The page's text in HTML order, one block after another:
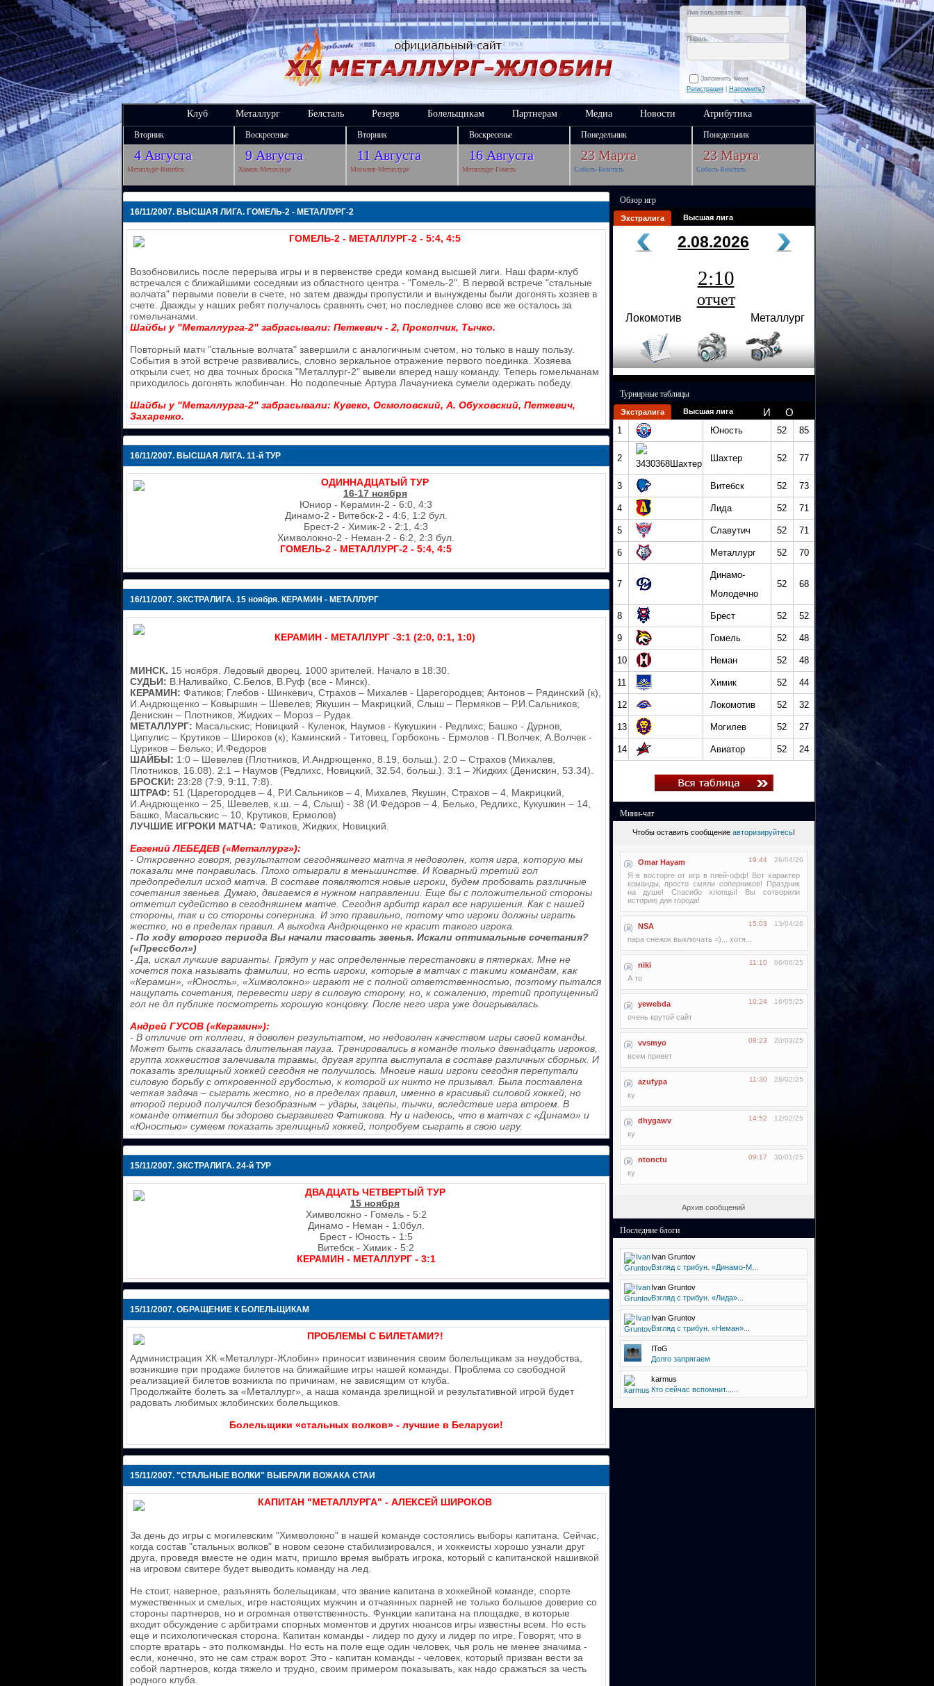
Имя пользователя:
Пароль:
Запомнить меня
Регистрация| Напомнить?
Клуб Металлург Белсталь Резерв Болельщикам Партнерам Медиа Новости Атрибутика
Вторник Воскресенье Вторник Воскресенье Понедельник Понедельник
4 Августа 9 Августа 11 Августа 16 Августа 23 Марта 23 Марта
Металлург-Витебск Химик-Металлург Могилев-Металлург Металлург-Гомель Соболь-Белсталь Соболь-Белсталь
16/11/2007. ВЫСШАЯ ЛИГА. ГОМЕЛЬ-2 - МЕТАЛЛУРГ-2
ГОМЕЛЬ-2 - МЕТАЛЛУРГ-2 - 5:4, 4:5
Возобновились после перерыва игры и в первенстве среди команд высшей лиги. Наш фарм-клуб
встречался с ближайшими соседями из областного центра - "Гомель-2". В первой встрече "стальные
волчата" первыми повели в счете, но затем дважды пропустили и вынуждены были догонять хозяев в
счете. Дважды у наших ребят получалось сравнять счет, но последнее слово все же осталось за
гомельчанами.
Шайбы у "Металлурга-2" забрасывали: Петкевич - 2, Прокопчик, Тычко.
Повторный матч "стальные волчата" завершили с аналогичным счетом, но только в нашу пользу.
События в этой встрече развивались, словно зеркальное отражение первого поединка. Хозяева
открыли счет, но два точных броска "Металлург-2" вывели вперед нашу команду. Теперь гомельчанам
приходилось догонять жлобинчан. Но подопечные Артура Лачауниека сумели одержать победу.
Шайбы у "Металлурга-2" забрасывали: Кувеко, Осмоловский, А. Обуховский, Петкевич,
Захаренко.
16/11/2007. ВЫСШАЯ ЛИГА. 11-й ТУР
ОДИННАДЦАТЫЙ ТУР
16-17 ноября
Юниор - Керамин-2 - 6:0, 4:3
Динамо-2 - Витебск-2 - 4:6, 1:2 бул.
Брест-2 - Химик-2 - 2:1, 4:3
Химволокно-2 - Неман-2 - 6:2, 2:3 бул.
ГОМЕЛЬ-2 - МЕТАЛЛУРГ-2 - 5:4, 4:5
16/11/2007. ЭКСТРАЛИГА. 15 ноября. КЕРАМИН - МЕТАЛЛУРГ
КЕРАМИН - МЕТАЛЛУРГ -3:1 (2:0, 0:1, 1:0)
МИНСК. 15 ноября. Ледовый дворец. 1000 зрителей. Начало в 18:30.
СУДЬИ: В.Наливайко, С.Белов, В.Руф (все - Минск).
КЕРАМИН: Фатиков; Глебов - Шинкевич, Страхов – Михалев - Царегородцев; Антонов – Рядинский (к),
И.Андрющенко – Ковыршин – Шевелев; Якушин – Макрицкий, Слыш – Пермяков – Р.И.Сальников;
Денискин – Плотников, Жидких – Мороз – Рудак.
МЕТАЛЛУРГ: Масальскис; Новицкий - Куленок, Наумов - Кукушкин - Редлихс; Башко - Дурнов,
Ципулис – Крутиков – Широков (к); Каминский - Титовец, Горбоконь - Ермолов - П.Волчек; А.Волчек -
Цуриков – Белько; И.Федоров
ШАЙБЫ: 1:0 – Шевелев (Плотников, И.Андрющенко, 8.19, больш.). 2:0 – Страхов (Михалев,
Плотников, 16.08). 2:1 – Наумов (Редлихс, Новицкий, 32.54, больш.). 3:1 – Жидких (Денискин, 53.34).
БРОСКИ: 23:28 (7:9, 9:11, 7:8).
ШТРАФ: 51 (Царегородцев – 4, Р.И.Сальников – 4, Михалев, Якушин, Страхов – 4, Макрицкий,
И.Андрющенко – 25, Шевелев, к.ш. – 4, Слыш) - 38 (И.Федоров – 4, Белько, Редлихс, Кукушкин – 14,
Башко, Масальскис – 10, Крутиков, Ермолов)
ЛУЧШИЕ ИГРОКИ МАТЧА: Фатиков, Жидких, Новицкий.
Евгений ЛЕБЕДЕВ («Металлург»):
- Откровенно говоря, результатом сегодняшнего матча я недоволен, хотя игра, которую мы
показали мне понравилась. Плохо отыграли в меньшинстве. И Коварный третий гол
предопределил исход матча. В составе появляются новые игроки, будем пробовать различные
сочетания звеньев. Думаю, двигаемся в нужном направлении. Еще бы с положительной стороны
отметил судейство в сегодняшнем матче. Сегодня арбитр карал все нарушения. Как с нашей
стороны, так и со стороны соперника. И это правильно, потому что игроки должны играть
жестко, но в пределах правил. А выходка Андрющенко не красит такого игрока.
- По ходу второго периода Вы начали тасовать звенья. Искали оптимальные сочетания?
(«Прессбол»)
- Да, искал лучшие варианты. Грядут у нас определенные перестановки в пятерках. Мне не
хочется пока называть фамилии, но есть игроки, которые в матчах с такими командам, как
«Керамин», «Юность», «Химволокно» играют не с полной ответственностью, поэтому пытался
нащупать сочетания, перевести игру в силовую сторону, но, к сожалению, третий пропущенный
гол не дл публике посмотреть хорошую концовку. После него игра уже доигрывалась.
Андрей ГУСОВ («Керамин»):
- В отличие от коллеги, я доволен результатом, но недоволен качеством игры своей команды.
Может быть сказалась длительная пауза. Тренировались в команде только двенадцать игроков,
группа хоккеистов залечивала травмы, другая группа выступала в составе различных сборных. И
показать зрелищный хоккей сегодня не получилось. Многие наши игроки сегодня перепутали
силовую борьбу с откровенной грубостью, к которой их никто не призывал. Была поставлена
четкая задача – сыграть жестко, но в пределах правил, именно в красивый силовой хоккей, но
второй период получился безобразным – удары, зацепы, тычки, вследствие игра втроем. В
команде отметил бы здорово сыгравшего Фатикова. Ну и надеюсь, что в матчах с «Динамо» и
«Юностью» сумеем показать зрелищный хоккей, попробуем сыграть в свою игру.
15/11/2007. ЭКСТРАЛИГА. 24-й ТУР
ДВАДЦАТЬ ЧЕТВЕРТЫЙ ТУР
15 ноября
Химволокно - Гомель - 5:2
Динамо - Неман - 1:0бул.
Брест - Юность - 1:5
Витебск - Химик - 5:2
КЕРАМИН - МЕТАЛЛУРГ - 3:1
15/11/2007. ОБРАЩЕНИЕ К БОЛЕЛЬЩИКАМ
ПРОБЛЕМЫ С БИЛЕТАМИ?!
Администрация ХК «Металлург-Жлобин» приносит извинения своим болельщикам за неудобства,
возникшие при продаже билетов на ближайшие игры нашей команды. Проблема со свободной
реализацией билетов возникла по причинам, не зависящим от клуба.
Продолжайте болеть за «Металлург», а наша команда зрелищной и результативной игрой будет
радовать любимых жлобинских болельщиков.
Болельщики «стальных волков» - лучшие в Беларуси!
15/11/2007. "СТАЛЬНЫЕ ВОЛКИ" ВЫБРАЛИ ВОЖАКА СТАИ
КАПИТАН "МЕТАЛЛУРГА" - АЛЕКСЕЙ ШИРОКОВ
За день до игры с могилевским "Химволокно" в нашей команде состоялись выборы капитана. Сейчас,
когда состав "стальных волков" в новом сезоне стабилизировался, и хоккеисты хорошо узнали друг
друга, проведя вместе не один матч, пришло время выбрать игрока, который с капитанской нашивкой
на игровом свитере будет выводить команду на лед.
Не стоит, наверное, разъянять болельщикам, что звание капитана в хоккейной команде, спорте
мужественных и смелых, игре настоящих мужчин и отчаянных парней не только большое доверие со
стороны партнеров, но и огромная ответственность. Функции капитана на площадке, в которые
входит обсуждение с арбитрами спорных моментов и других нюансов игры известны всем. Но есть
еще и психологическая сторона. Капитан команды - лидер по духу и лидер по игре. Говорят, что в
спорте вратарь - это полкоманды. Но есть на поле еще один человек, чья роль не менее значима -
если, конечно, это не сам страж ворот. Это - капитан команды - человек, который призван вести за
собой партнеров, когда тяжело и трудно, своим примером показывать, как надо сражаться за честь
родного клуба.
Обзор игр
Экстралига Высшая лига
2.08.2026
2:10
отчет
Локомотив Металлург
Турнирные таблицы
Экстралига Высшая лига И О
1 Юность 52 85
2 Шахтер 52 77
3 Витебск 52 73
4 Лида 52 71
5 Славутич 52 71
6 Металлург 52 70
7
Динамо-
Молодечно
52 68
8 Брест 52 52
9 Гомель 52 48
10 Неман 52 48
11 Химик 52 44
12 Локомотив 52 32
13 Могилев 52 27
14 Авиатор 52 24
Мини-чат
Чтобы оставить сообщение авторизируйтесь!
Omar Hayam 26/04/26
19:44
Я в восторге от игр в плей-офф! Вот характер
команды, просто смяли соперников! Праздник
на душе! Спасибо хлопцы! Вы сотворили
историю для города!
NSA 13/04/26
15:03
пара снежок выключать =)... хотя...
niki 06/06/25
11:10
А то
yewebda 16/05/25
10:24
очень крутой сайт
vvsmyo 20/03/25
08:23
всем привет
azufypa 28/02/25
11:30
ку
dhygawv 12/02/25
14:52
ку
ntonctu 30/01/25
09:17
ку
Архив сообщений
Последние блоги
Ivan Gruntov
Взгляд с трибун. «Динамо-М...
Ivan Gruntov
Взгляд с трибун. «Лида»...
Ivan Gruntov
Взгляд с трибун. «Неман»...
IToG
Долго запрягаем
karmus
Кто сейчас вспомнит......